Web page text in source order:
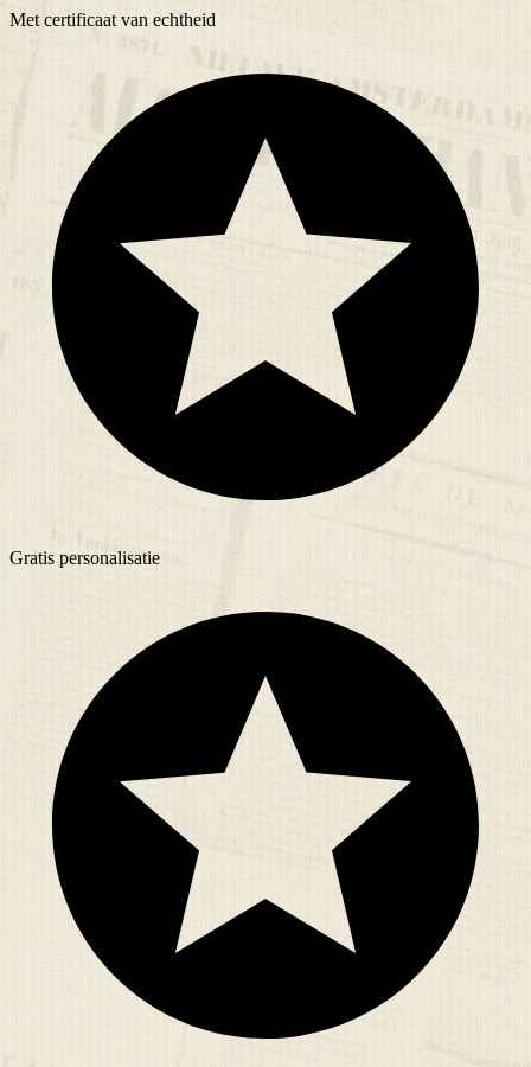
Met certificaat van echtheid
Gratis personalisatie